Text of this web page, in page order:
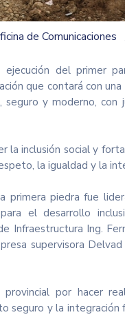
de Comunicaciones
del primer
que contará con
y moderno,
inclusión social y
la igualdad y la
piedra fue
el desarrollo
Infraestructura Ing.
supervisora
por hacer
seguro y la